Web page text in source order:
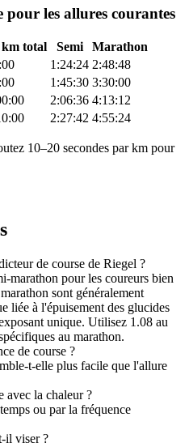
les allures courantes
km total Semi
Marathon
1:24:24 2:48:48
1:45:30 3:30:00
2:06:36 4:13:12
2:27:42 4:55:24
10–20 secondes par km pour
de course de Riegel ?
marathon pour les coureurs bien
sont généralement
liée à l'épuisement des glucides
unique. Utilisez 1.08 au
au marathon.
de course ?
t-elle plus facile que l'allure
avec la chaleur ?
ou par la fréquence
il viser ?